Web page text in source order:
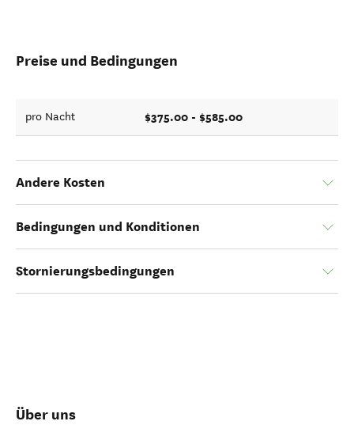
Preise und Bedingungen
pro Nacht $375.00 - $585.00
Andere Kosten
Bedingungen und Konditionen
Stornierungsbedingungen
Über uns